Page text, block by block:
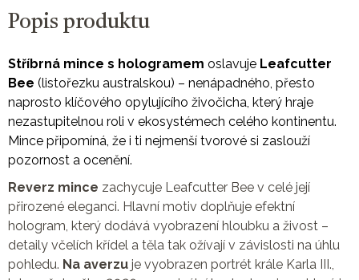
Popis produktu
Stříbrná mince s hologramem oslavuje Leafcutter
Bee (listořezku australskou) – nenápadného, přesto
naprosto klíčového opylujícího živočicha, který hraje
nezastupitelnou roli v ekosystémech celého kontinentu.
Mince připomíná, že i ti nejmenší tvorové si zaslouží
pozornost a ocenění.
Reverz mince zachycuje Leafcutter Bee v celé její
přirozené eleganci. Hlavní motiv doplňuje efektní
hologram, který dodává vyobrazení hloubku a živost –
detaily včelích křídel a těla tak ožívají v závislosti na úhlu
pohledu. Na averzu je vyobrazen portrét krále Karla III.,